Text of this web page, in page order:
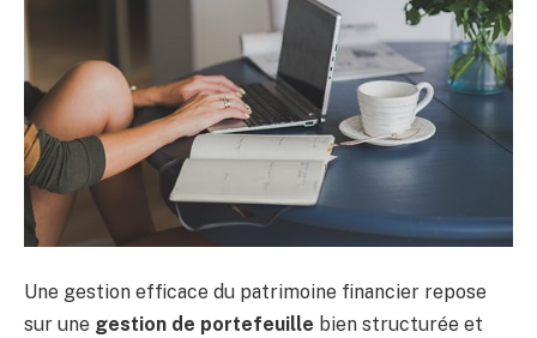
Une gestion efficace du patrimoine financier repose
sur une gestion de portefeuille bien structurée et